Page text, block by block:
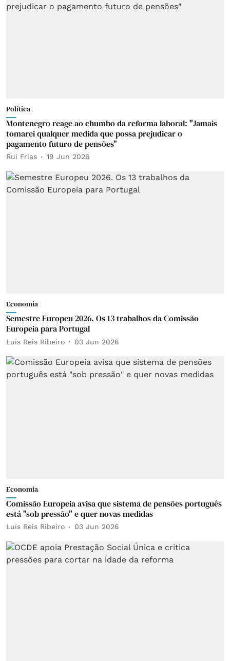
Política
Montenegro reage ao chumbo da reforma laboral: "Jamais
tomarei qualquer medida que possa prejudicar o
pagamento futuro de pensões"
Rui Frias 19 Jun 2026
Economia
Semestre Europeu 2026. Os 13 trabalhos da Comissão
Europeia para Portugal
Luís Reis Ribeiro 03 Jun 2026
Economia
Comissão Europeia avisa que sistema de pensões português
está "sob pressão" e quer novas medidas
Luís Reis Ribeiro 03 Jun 2026